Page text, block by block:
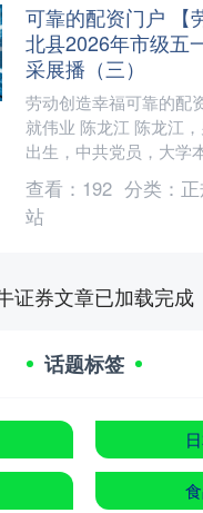
可靠的配资门户 【
北县2026年市级五
采展播（三）
劳动创造幸福可靠的配
就伟业 陈龙江 陈龙江
出生，中共党员，大学
萝北县高级中学副校长
业以来，他扎根教....
查看： 192 分类：
站
证券文章已加载完成
话题标签